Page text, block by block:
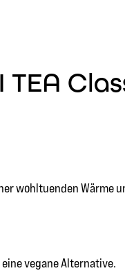
wohltuenden
vegane Alternative.